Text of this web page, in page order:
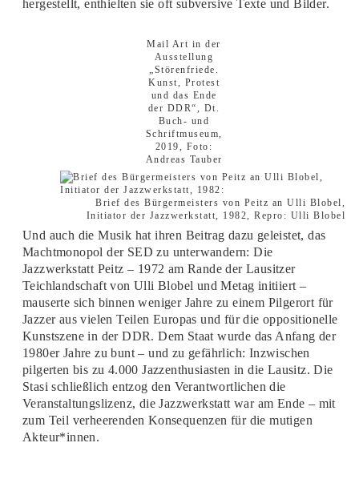
hergestellt, enthielten sie oft subversive Texte und Bilder.
Mail Art in der
Ausstellung
„Störenfriede.
Kunst, Protest
und das Ende
der DDR“, Dt.
Buch- und
Schriftmuseum,
2019, Foto:
Andreas Tauber
Brief des Bürgermeisters von Peitz an Ulli Blobel,
Initiator der Jazzwerkstatt, 1982, Repro: Ulli Blobel
Und auch die Musik hat ihren Beitrag dazu geleistet, das
Machtmonopol der SED zu unterwandern: Die
Jazzwerkstatt Peitz – 1972 am Rande der Lausitzer
Teichlandschaft von Ulli Blobel und Metag initiiert –
mauserte sich binnen weniger Jahre zu einem Pilgerort für
Jazzer aus vielen Teilen Europas und für die oppositionelle
Kunstszene in der DDR. Dem Staat wurde das Anfang der
1980er Jahre zu bunt – und zu gefährlich: Inzwischen
pilgerten bis zu 4.000 Jazzenthusiasten in die Lausitz. Die
Stasi schließlich entzog den Verantwortlichen die
Veranstaltungslizenz, die Jazzwerkstatt war am Ende – mit
zum Teil verheerenden Konsequenzen für die mutigen
Akteur*innen.